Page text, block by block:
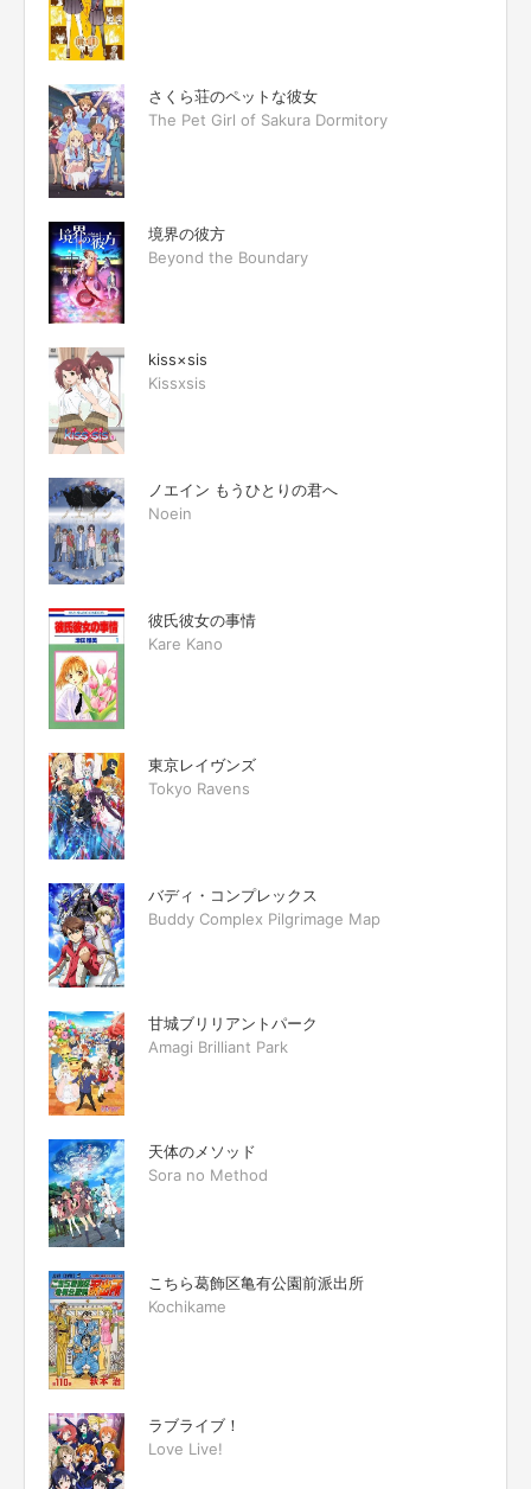
さくら荘のペットな彼女
The Pet Girl of Sakura Dormitory
境界の彼方
Beyond the Boundary
kiss×sis
Kissxsis
ノエイン もうひとりの君へ
Noein
彼氏彼女の事情
Kare Kano
東京レイヴンズ
Tokyo Ravens
バディ・コンプレックス
Buddy Complex Pilgrimage Map
甘城ブリリアントパーク
Amagi Brilliant Park
天体のメソッド
Sora no Method
こちら葛飾区亀有公園前派出所
Kochikame
ラブライブ！
Love Live!